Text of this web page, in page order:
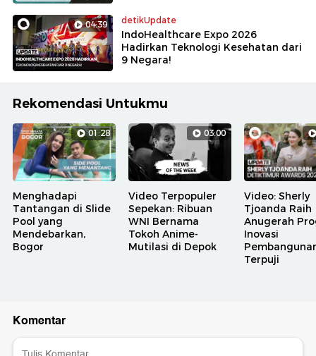
04:39 detikUpdate
IndoHealthcare Expo 2026
Hadirkan Teknologi Kesehatan dari
9 Negara!
Rekomendasi Untukmu
01:28
Menghadapi
Tantangan di Slide
Pool yang
Mendebarkan,
Bogor
03:00
Video Terpopuler
Sepekan: Ribuan
WNI Bernama
Tokoh Anime-
Mutilasi di Depok
Video: Sherly
Tjoanda Raih
Anugerah
Inovasi
Terpuji